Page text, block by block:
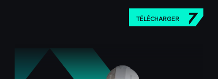
TÉLÉCHARGER